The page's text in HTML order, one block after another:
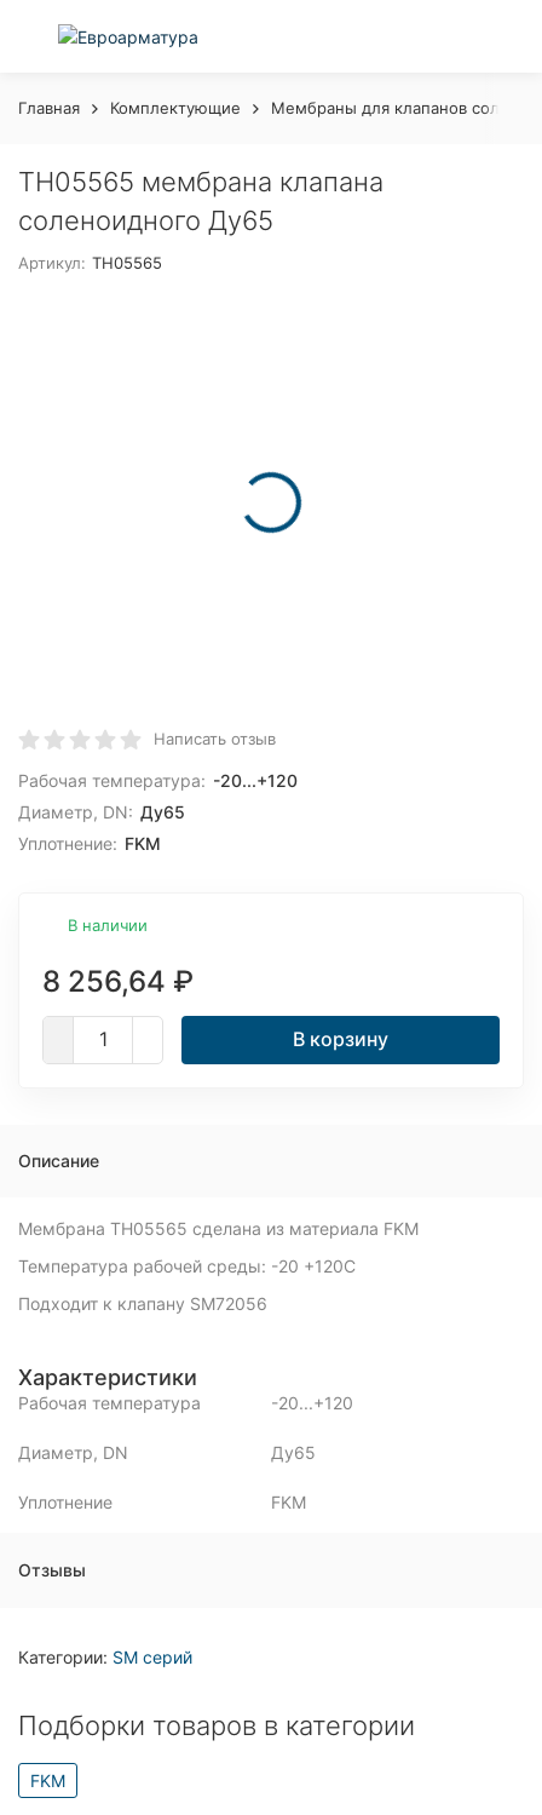
Главная Комплектующие Мембраны для клапанов
TH05565 мембрана клапана
соленоидного Ду65
Артикул: TH05565
Написать отзыв
Рабочая температура: -20...+120
Диаметр, DN: Ду65
Уплотнение: FKM
В наличии
8 256,64 ₽
В корзину
Описание
Мембрана TH05565 сделана из материала FKM
Температура рабочей среды: -20 +120С
Подходит к клапану SM72056
Характеристики
Рабочая температура -20...+120
Диаметр, DN Ду65
Уплотнение FKM
Отзывы
Категории: SM серий
Подборки товаров в категории
FKM